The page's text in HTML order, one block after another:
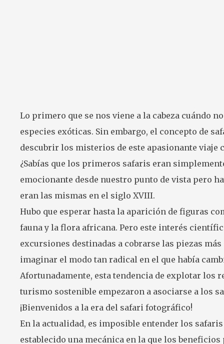
Lo primero que se nos viene a la cabeza cuándo
especies exóticas. Sin embargo, el concepto de
descubrir los misterios de este apasionante viaje
¿Sabías que los primeros safaris eran
emocionante desde nuestro punto de vista pero
eran las mismas en el siglo XVIII.
Hubo que esperar hasta la aparición de figuras
fauna y la flora africana. Pero este interés
excursiones destinadas a cobrarse las piezas
imaginar el modo tan radical en el que había
Afortunadamente, esta tendencia de explotar los
turismo sostenible empezaron a asociarse a los
¡Bienvenidos a la era del safari fotográfico!
En la actualidad, es imposible entender los
establecido una mecánica en la que los